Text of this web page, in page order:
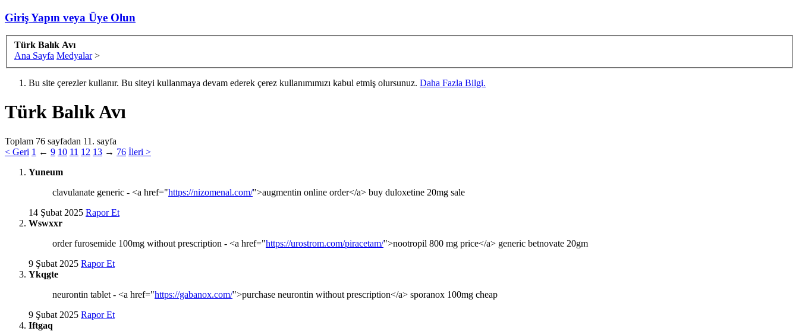
Giriş Yapın veya Üye Olun
Türk Balık Avı
Ana Sayfa Medyalar >
Bu site çerezler kullanır. Bu siteyi kullanmaya devam ederek çerez kullanımımızı kabul etmiş olursunuz. Daha Fazla Bilgi.
Türk Balık Avı
Toplam 76 sayfadan 11. sayfa
< Geri 1 ← 9 10 11 12 13 → 76 İleri >
Yuneum
clavulanate generic - <a href="https://nizomenal.com/">augmentin online order</a> buy duloxetine 20mg sale
14 Şubat 2025 Rapor Et
Wswxxr
order furosemide 100mg without prescription - <a href="https://urostrom.com/piracetam/">nootropil 800 mg price</a> generic betnovate 20gm
9 Şubat 2025 Rapor Et
Ykqgte
neurontin tablet - <a href="https://gabanox.com/">purchase neurontin without prescription</a> sporanox 100mg cheap
9 Şubat 2025 Rapor Et
Iftgaq